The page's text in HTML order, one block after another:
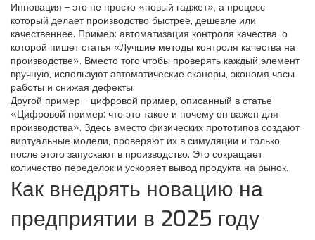
Инновация – это не просто «новый гаджет», а процесс,
который делает производство быстрее, дешевле или
качественнее. Пример: автоматизация контроля качества, о
которой пишет статья «Лучшие методы контроля качества на
производстве». Вместо того чтобы проверять каждый элемент
вручную, используют автоматические сканеры, экономя часы
работы и снижая дефекты.
Другой пример – цифровой пример, описанный в статье
«Цифровой пример: что это такое и почему он важен для
производства». Здесь вместо физических прототипов создают
виртуальные модели, проверяют их в симуляции и только
после этого запускают в производство. Это сокращает
количество переделок и ускоряет вывод продукта на рынок.
Как внедрять новацию на
предприятии в 2025 году